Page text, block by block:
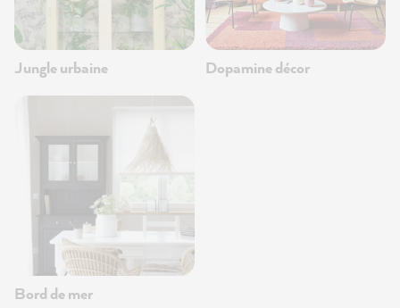
Jungle urbaine Dopamine décor
Bord de mer